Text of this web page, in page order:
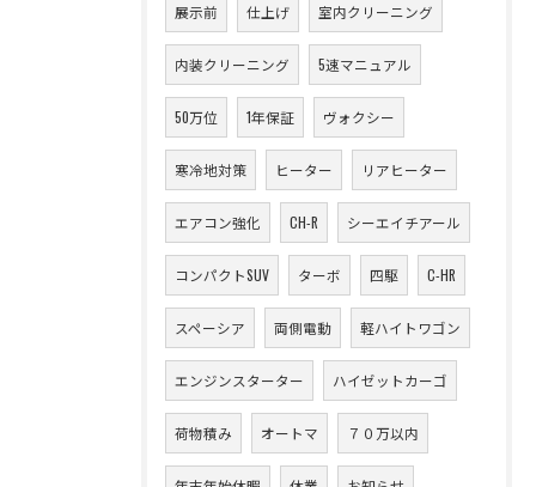
展示前 仕上げ 室内クリーニング
内装クリーニング 5速マニュアル
50万位 1年保証 ヴォクシー
寒冷地対策 ヒーター リアヒーター
エアコン強化 CH-R シーエイチアール
コンパクトSUV ターボ 四駆 C-HR
スペーシア 両側電動 軽ハイトワゴン
エンジンスターター ハイゼットカーゴ
荷物積み オートマ ７０万以内